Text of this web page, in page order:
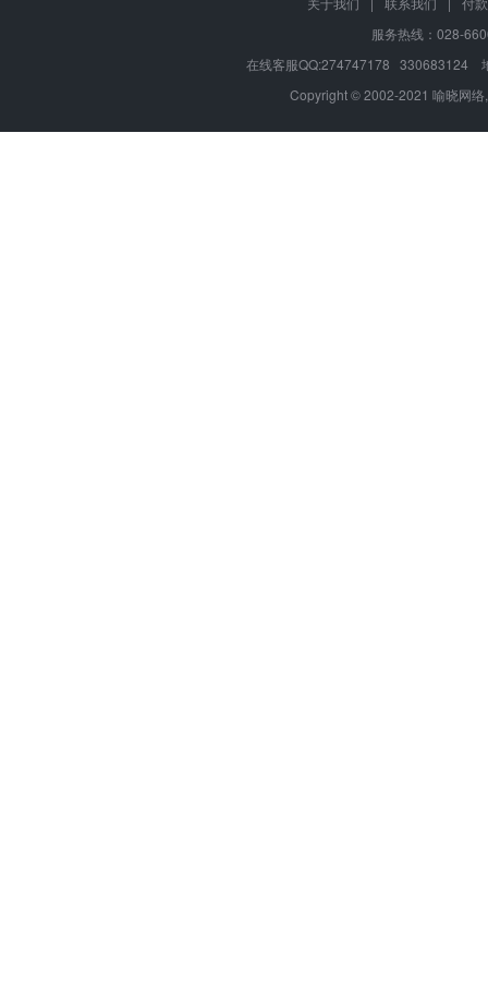
服务热线：028-
在线客服QQ:274747178 330683124
Copyright © 2002-2021 喻晓网